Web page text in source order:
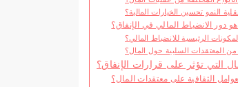
النمو تحسين الخيارات المالية؟
دور الانضباط المالي في الإنفاق؟
الرئيسية للانضباط المالي؟
المعتقدات السلبية حول المال؟
التي تؤثر على قرارات الإنفاق؟
الثقافية على معتقدات المال؟